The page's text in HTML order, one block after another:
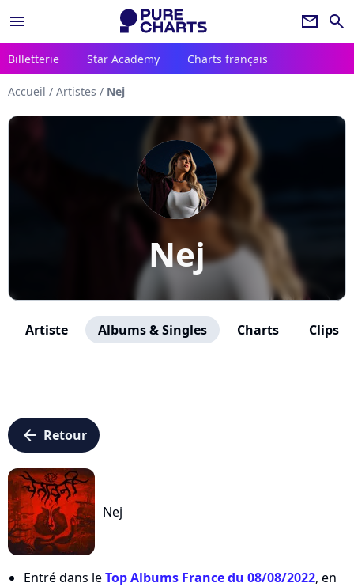
menu newsletter search
Billetterie Star Academy Charts français
Accueil / Artistes / Nej
Nej
Artiste Albums & Singles Charts Clips
arrow_left Retour
Nej
Entré dans leTop Albums France du 08/08/2022, en